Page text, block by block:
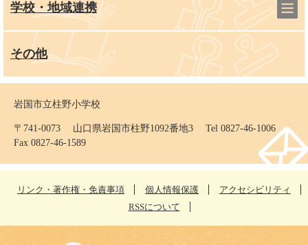
学校・地域連携
その他
岩国市立柱野小学校
〒741-0073 山口県岩国市柱野1092番地3 Tel 0827-46-1006
Fax 0827-46-1589
リンク・著作権・免責事項 個人情報保護
アクセシビリティ
RSSについて